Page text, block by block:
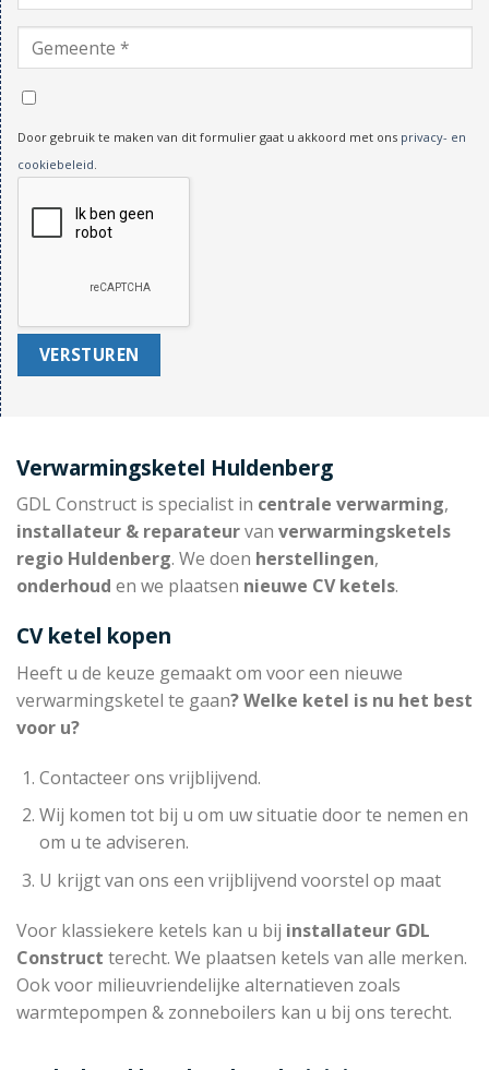
Door gebruik te maken van dit formulier gaat u akkoord met ons privacy- en
cookiebeleid.
Verwarmingsketel Huldenberg
GDL Construct is specialist in centrale verwarming,
installateur & reparateurvan verwarmingsketels
regio Huldenberg. We doen herstellingen,
onderhoud en we plaatsen nieuwe CV ketels.
CV ketel kopen
Heeft u de keuze gemaakt om voor een nieuwe
verwarmingsketel te gaan? Welke ketel is nu het best
voor u?
Contacteer ons vrijblijvend.
Wij komen tot bij u om uw situatie door te nemen en
om u te adviseren.
U krijgt van ons een vrijblijvend voorstel op maat
Voor klassiekere ketels kan u bij installateur GDL
Construct terecht. We plaatsen ketels van alle merken.
Ook voor milieuvriendelijke alternatieven zoals
warmtepompen & zonneboilers kan u bij ons terecht.